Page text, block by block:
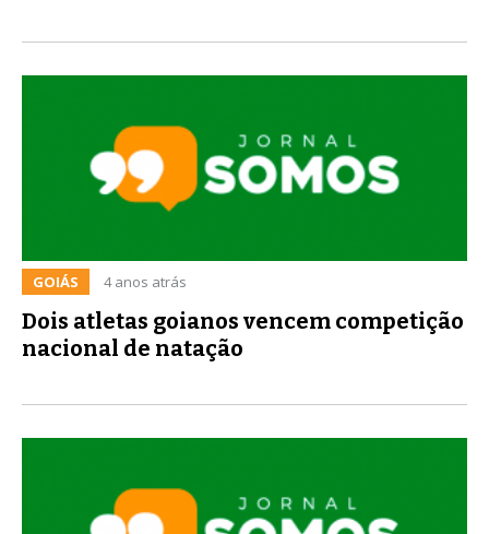
GOIÁS 4 anos atrás
Dois atletas goianos vencem competição
nacional de natação